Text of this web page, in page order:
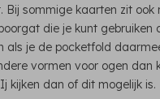
sommige kaarten zit ook
die je kunt gebruiken
als je de pocketfold
vormen voor ogen dan
kijken dan of dit mogelijk is.